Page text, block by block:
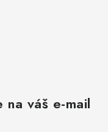
váš e-mail